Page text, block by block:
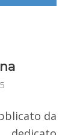
da